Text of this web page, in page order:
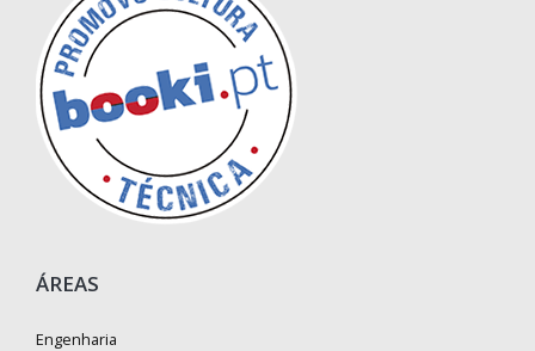
ÁREAS
Engenharia